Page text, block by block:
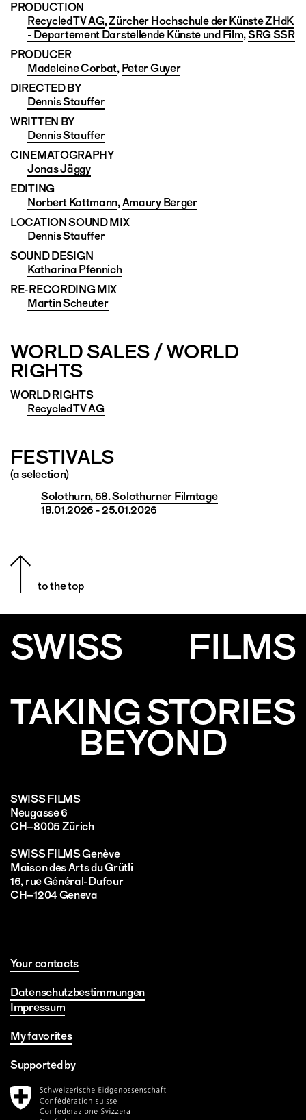
PRODUCTION
Recycled TV AG,Zürcher Hochschule der Künste ZHdK
- Departement Darstellende Künste und Film,SRG SSR
PRODUCER
Madeleine Corbat, Peter Guyer
DIRECTED BY
Dennis Stauffer
WRITTEN BY
Dennis Stauffer
CINEMATO­GRAPHY
Jonas Jäggy
EDITING
Norbert Kottmann,Amaury Berger
LOCATION SOUND MIX
Dennis Stauffer
SOUND DESIGN
Katharina Pfennich
RE-RECORDING MIX
Martin Scheuter
WORLD SALES / WORLD
RIGHTS
WORLD RIGHTS
Recycled TV AG
FESTIVALS
(a selection)
Solothurn, 58. Solothurner Filmtage
18.01.2026 - 25.01.2026
to the top
SWISS
FILMS
TAKING STORIES
BEYOND
SWISS FILMS
Neugasse 6
CH–8005 Zürich
SWISS FILMS Genève
Maison des Arts du Grütli
16, rue Général-Dufour
CH–1204 Geneva
Your contacts
Datenschutzbestimmungen
Impressum
My favorites
Supported by